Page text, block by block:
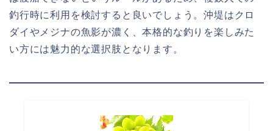
釣行時に利用を検討すると良いでしょう。沖堤はクロ
ダイやメジナの魚影が濃く、本格的な釣りを楽しみた
い方には魅力的な選択肢となります。